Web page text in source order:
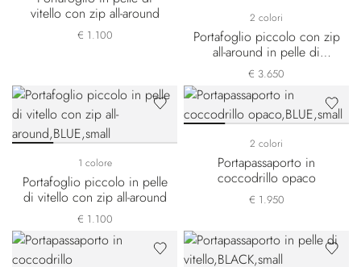
vitello con zip all-around
€ 1.100
2 colori
Portafoglio piccolo con zip
all-around in pelle di
coccodrillo opaca
€ 3.650
1 colore
Portafoglio piccolo in pelle
di vitello con zip all-around
€ 1.100
2 colori
Portapassaporto in
coccodrillo opaco
€ 1.950